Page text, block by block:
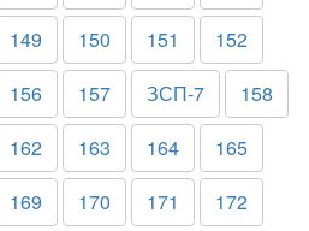
149 150 151
152
156 157 ЗСП-7
158
162 163 164
165
169 170 171
172